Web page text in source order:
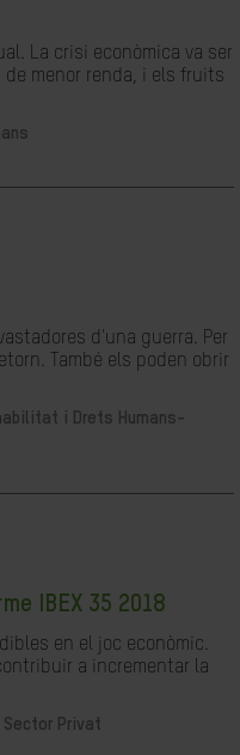
La crisi econòmica va ser
menor renda, i els fruits
d'una guerra. Per
També els poden obrir
i Drets Humans-
IBEX 35 2018
en el joc econòmic.
a incrementar la
Sector Privat